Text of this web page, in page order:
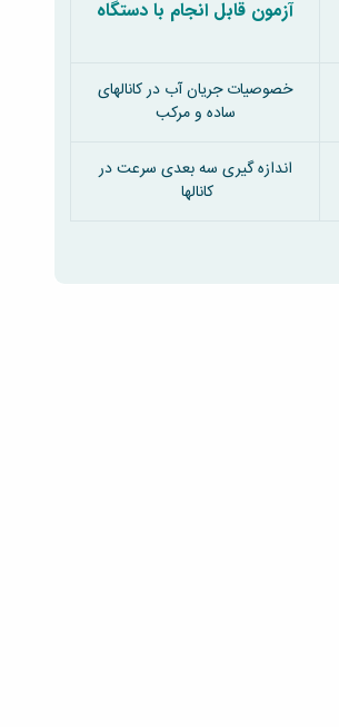
آزمون قابل انجام با دستگاه
خصوصیات جریان آب در کانالهای
ساده و مرکب
اندازه گیری سه بعدی سرعت در
کانالها